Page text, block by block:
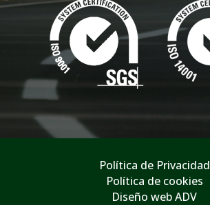
Política de Privacidad
Política de cookies
Diseño web ADV